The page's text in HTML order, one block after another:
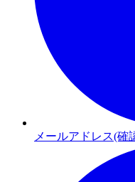
メールアドレス(確